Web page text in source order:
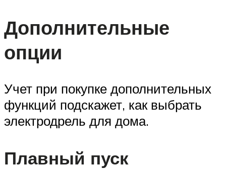
Дополнительные
опции
Учет при покупке дополнительных
функций подскажет, как выбрать
электродрель для дома.
Плавный пуск